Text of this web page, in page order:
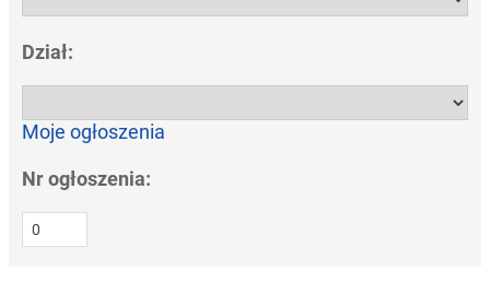
Dział:
Moje ogłoszenia
Nr ogłoszenia: